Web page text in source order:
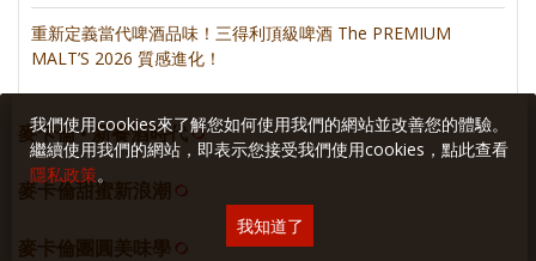
重新定義當代啤酒品味！三得利頂級啤酒 The PREMIUM
MALT’S 2026 質感進化！
麥卡倫 • 新餐酒時代
麥卡倫甜蜜新浪潮
麥卡倫團圓美味學
我們使用cookies來了解您如何使用我們的網站並改善您的體驗。
繼續使用我們的網站，即表示您接受我們使用cookies，點此查看
隱私政策。
我知道了